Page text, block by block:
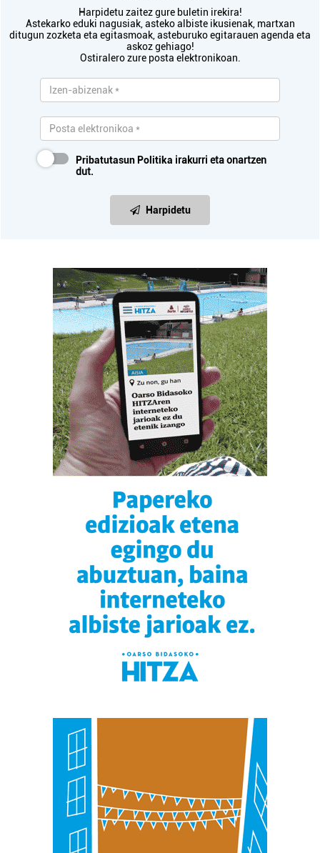
Harpidetu zaitez gure buletin irekira!
Astekarko eduki nagusiak, asteko albiste ikusienak, martxan
ditugun zozketa eta egitasmoak, asteburuko egitarauen agenda eta
askoz gehiago!
Ostiralero zure posta elektronikoan.
Pribatutasun Politika irakurri eta onartzen
dut.
Harpidetu